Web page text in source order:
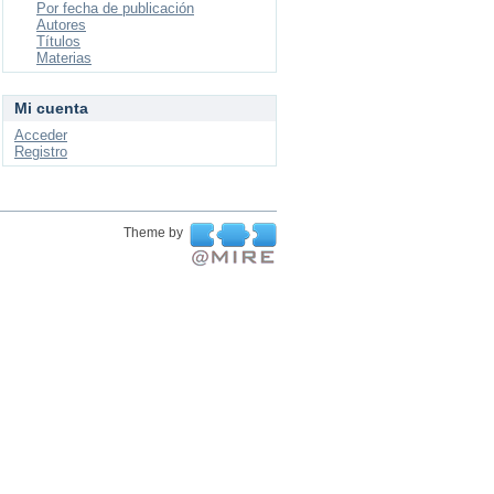
Por fecha de publicación
Autores
Títulos
Materias
Mi cuenta
Acceder
Registro
Theme by